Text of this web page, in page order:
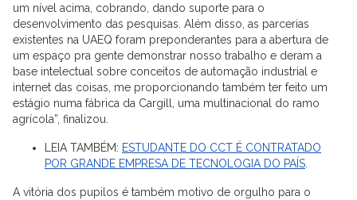
um nível acima, cobrando, dando suporte para o
desenvolvimento das pesquisas. Além disso, as parcerias
existentes na UAEQ foram preponderantes para a abertura de
um espaço pra gente demonstrar nosso trabalho e deram a
base intelectual sobre conceitos de automação industrial e
internet das coisas, me proporcionando também ter feito um
estágio numa fábrica da Cargill, uma multinacional do ramo
agrícola”, finalizou.
LEIA TAMBÉM: ESTUDANTE DO CCT É CONTRATADO
POR GRANDE EMPRESA DE TECNOLOGIA DO PAÍS
A vitória dos pupilos é também motivo de orgulho para o